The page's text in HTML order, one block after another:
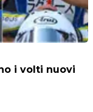
i volti nuovi